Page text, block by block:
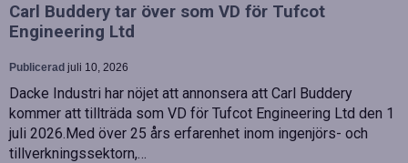
Carl Buddery tar över som VD för Tufcot
Engineering Ltd
Publicerad juli 10, 2026
Dacke Industri har nöjet att annonsera att Carl Buddery
kommer att tillträda som VD för Tufcot Engineering Ltd den 1
juli 2026.Med över 25 års erfarenhet inom ingenjörs- och
tillverkningssektorn,…